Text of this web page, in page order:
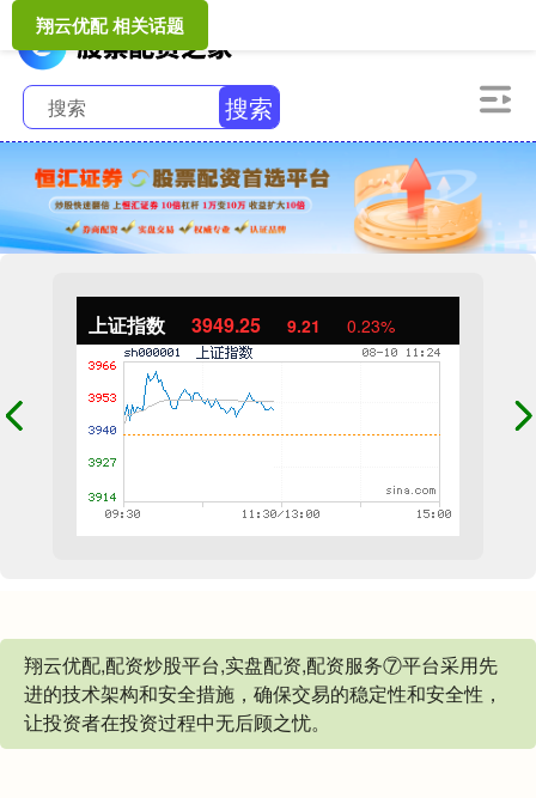
搜索
上证指数 3949.25 9.21 0.23%
翔云优配,配资炒股平台,实盘配资,配资服务⑦平台采用先
进的技术架构和安全措施，确保交易的稳定性和安全性，
让投资者在投资过程中无后顾之忧。
翔云优配 相关话题